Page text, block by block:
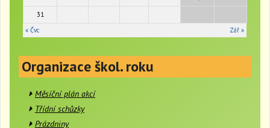
31
« Čvc
Zář »
Organizace škol. roku
Měsíční plán akcí
Třídní schůzky
Prázdniny